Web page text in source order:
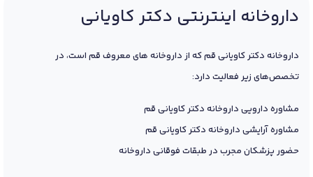
داروخانه اینترنتی دکتر کاویانی
داروخانه دکتر کاویانی قم که از داروخانه های معروف قم است، در
تخصص‌های زیر فعالیت دارد:
مشاوره دارویی داروخانه دکتر کاویانی قم
مشاوره آرایشی داروخانه دکتر کاویانی قم
حضور پزشکان مجرب در طبقات فوقانی داروخانه